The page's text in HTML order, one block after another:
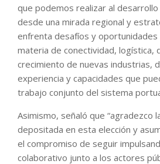
que podemos realizar al
desde una mirada regional y
enfrenta desafíos y
materia de conectividad, logística,
crecimiento de nuevas industrias,
experiencia y capacidades que
trabajo conjunto del sistema
Asimismo, señaló que “agradezco
depositada en esta elección y
el compromiso de seguir
colaborativo junto a los actores